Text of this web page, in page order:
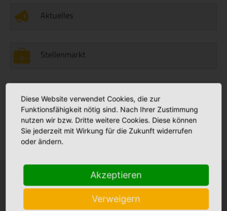
Aktuelles
Stellenmarkt
Babyalbum
Klinikfinder
Krankenhäuser
Bonifatius Hospital Lingen
Stationäre Pflege
+Maria Anna Haus Lengerich
Diese Website verwendet Cookies, die zur
Funktionsfähigkeit nötig sind. Nach Ihrer Zustimmung
nutzen wir bzw. Dritte weitere Cookies. Diese können
Sie jederzeit mit Wirkung für die Zukunft widerrufen
oder ändern.
Akzeptieren
Verweigern